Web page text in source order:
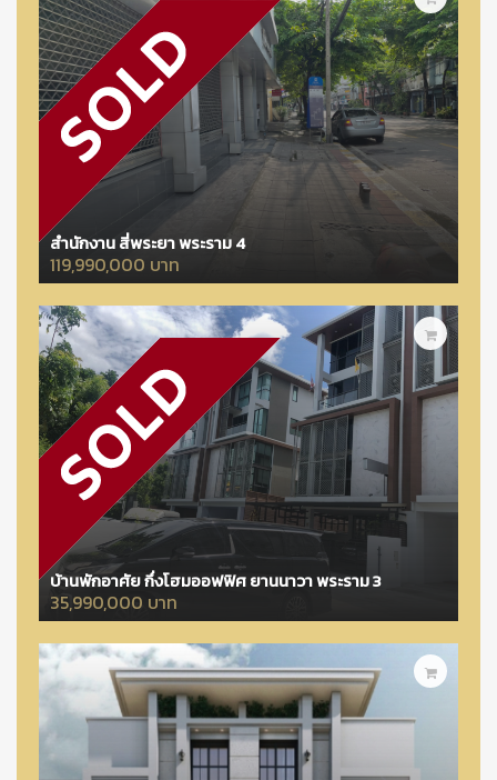
สำนักงาน สี่พระยา พระราม 4
119,990,000 บาท
บ้านพักอาศัย กึ่งโฮมออฟฟิศ ยานนาวา พระราม 3
35,990,000 บาท